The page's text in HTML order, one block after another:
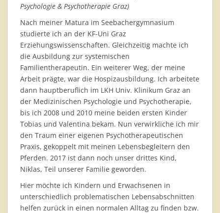
Psychologie & Psychotherapie Graz)
Nach meiner Matura im Seebachergymnasium
studierte ich an der KF-Uni Graz
Erziehungswissenschaften. Gleichzeitig machte ich
die Ausbildung zur systemischen
Familientherapeutin. Ein weiterer Weg, der meine
Arbeit prägte, war die Hospizausbildung. Ich arbeitete
dann hauptberuflich im LKH Univ. Klinikum Graz an
der Medizinischen Psychologie und Psychotherapie,
bis ich 2008 und 2010 meine beiden ersten Kinder
Tobias und Valentina bekam. Nun verwirkliche ich mir
den Traum einer eigenen Psychotherapeutischen
Praxis, gekoppelt mit meinen Lebensbegleitern den
Pferden. 2017 ist dann noch unser drittes Kind,
Niklas, Teil unserer Familie geworden.
Hier möchte ich Kindern und Erwachsenen in
unterschiedlich problematischen Lebensabschnitten
helfen zurück in einen normalen Alltag zu finden bzw.